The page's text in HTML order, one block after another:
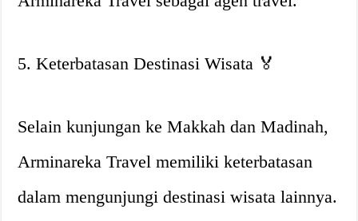
5. Keterbatasan Destinasi Wisata 🏅
Selain kunjungan ke Makkah dan Madinah,
Arminareka Travel memiliki keterbatasan
dalam mengunjungi destinasi wisata lainnya.